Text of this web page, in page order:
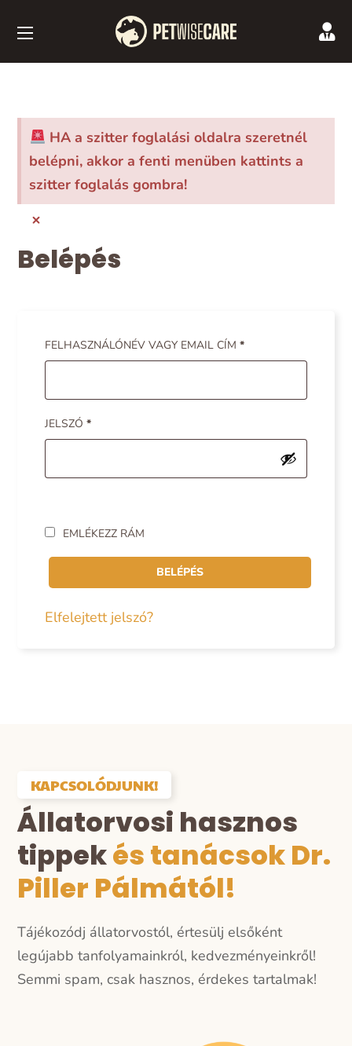
HA a szitter foglalási oldalra szeretnél
belépni, akkor a fenti menüben kattints a
szitter foglalás gombra!
×
Belépés
FELHASZNÁLÓNÉV VAGY EMAIL CÍM*
JELSZÓ*
EMLÉKEZZ RÁM
BELÉPÉS
Elfelejtett jelszó?
KAPCSOLÓDJUNK!
Állatorvosi hasznos
tippekés tanácsok Dr.
Piller Pálmától!
Tájékozódj állatorvostól, értesülj elsőként
legújabb tanfolyamainkról, kedvezményeinkről!
Semmi spam, csak hasznos, érdekes tartalmak!